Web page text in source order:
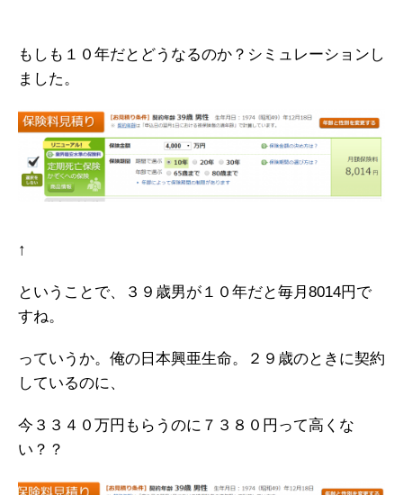
もしも１０年だとどうなるのか？シミュレーションし
ました。
↑
ということで、３９歳男が１０年だと毎月8014円で
すね。
っていうか。俺の日本興亜生命。２９歳のときに契約
しているのに、
今３３４０万円もらうのに７３８０円って高くな
い？？